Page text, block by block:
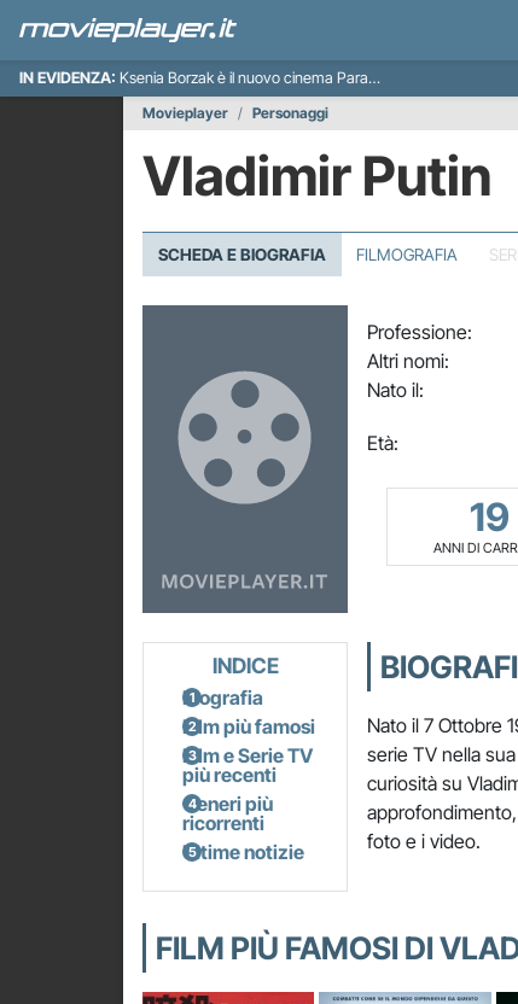
IN EVIDENZA: Ksenia Borzak è il nuovo cinema Paradiso italiano
Movieplayer
Personaggi
Vladimir Putin
SCHEDA E BIOGRAFIA FILMOGRAFIA
Professione:
Altri nomi:
Nato il:
Età:
19
ANNI DI
INDICE
Biografia
Film più famosi
Film e Serie TV
più recenti
Generi più
ricorrenti
Ultime notizie
Nato il 7 Ottobre
serie TV nella
curiosità su
foto e i video.
FILM PIÙ FAMOSI DI